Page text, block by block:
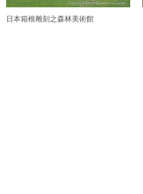
日本箱根雕刻之森林美術館